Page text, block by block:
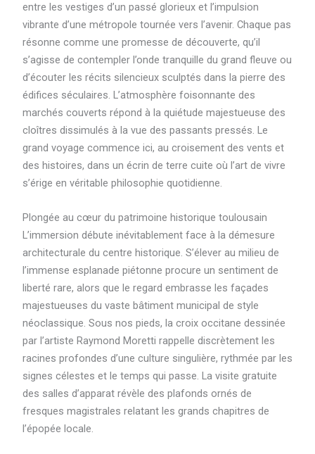
entre les vestiges d’un passé glorieux et l’impulsion
vibrante d’une métropole tournée vers l’avenir. Chaque pas
résonne comme une promesse de découverte, qu’il
s’agisse de contempler l’onde tranquille du grand fleuve ou
d’écouter les récits silencieux sculptés dans la pierre des
édifices séculaires. L’atmosphère foisonnante des
marchés couverts répond à la quiétude majestueuse des
cloîtres dissimulés à la vue des passants pressés. Le
grand voyage commence ici, au croisement des vents et
des histoires, dans un écrin de terre cuite où l’art de vivre
s’érige en véritable philosophie quotidienne.
Plongée au cœur du patrimoine historique toulousain
L’immersion débute inévitablement face à la démesure
architecturale du centre historique. S’élever au milieu de
l’immense esplanade piétonne procure un sentiment de
liberté rare, alors que le regard embrasse les façades
majestueuses du vaste bâtiment municipal de style
néoclassique. Sous nos pieds, la croix occitane dessinée
par l’artiste Raymond Moretti rappelle discrètement les
racines profondes d’une culture singulière, rythmée par les
signes célestes et le temps qui passe. La visite gratuite
des salles d’apparat révèle des plafonds ornés de
fresques magistrales relatant les grands chapitres de
l’épopée locale.